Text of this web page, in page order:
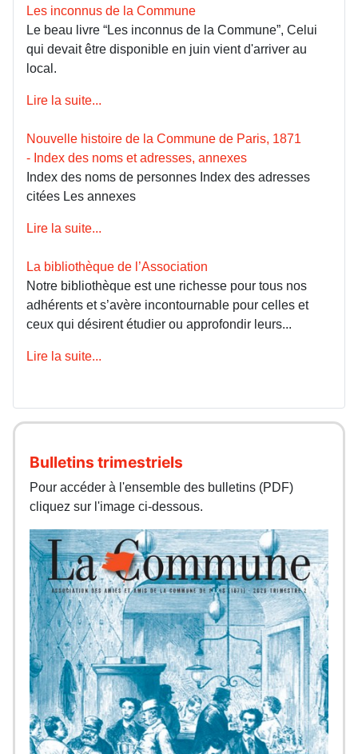
Les inconnus de la Commune
Le beau livre “Les inconnus de la Commune”, Celui
qui devait être disponible en juin vient d'arriver au
local.
Lire la suite...
Nouvelle histoire de la Commune de Paris, 1871
- Index des noms et adresses, annexes
Index des noms de personnes Index des adresses
citées Les annexes
Lire la suite...
La bibliothèque de l’Association
Notre bibliothèque est une richesse pour tous nos
adhérents et s’avère incontournable pour celles et
ceux qui désirent étudier ou approfondir leurs...
Lire la suite...
Bulletins trimestriels
Pour accéder à l'ensemble des bulletins (PDF)
cliquez sur l'image ci-dessous.